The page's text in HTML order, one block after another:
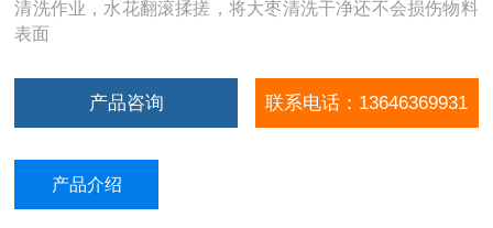
清洗作业，水花翻滚揉搓，将大枣清洗干净还不会损伤物料
表面
产品咨询 联系电话：13646369931
产品介绍